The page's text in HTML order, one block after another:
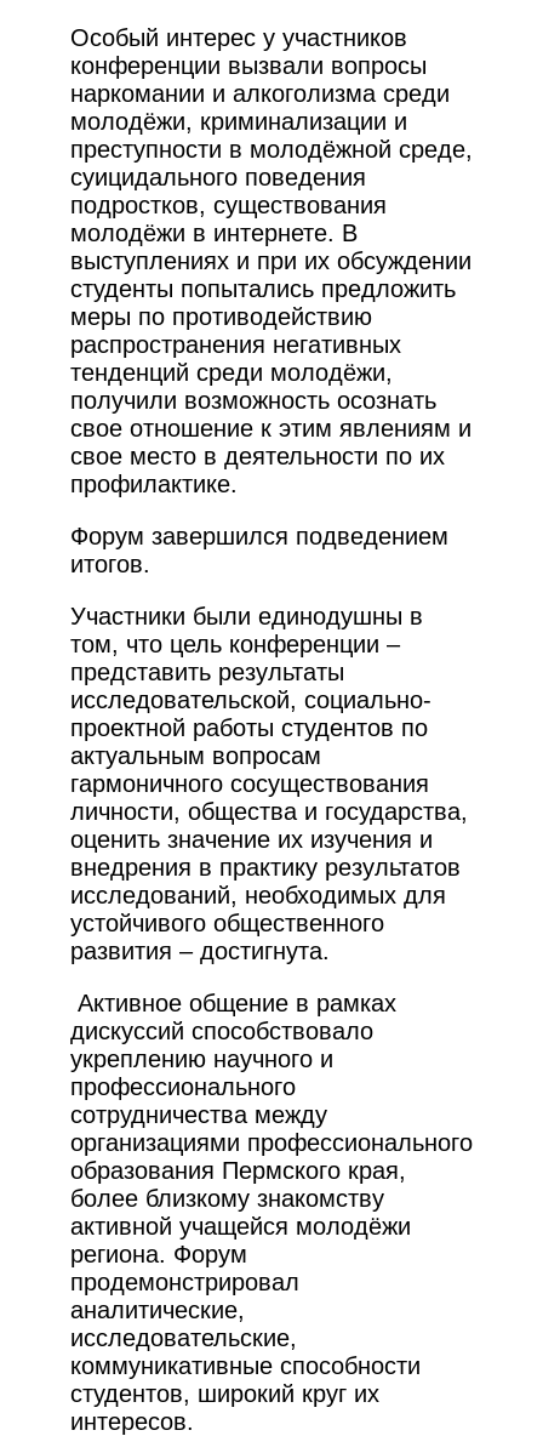
Особый интерес у участников
конференции вызвали вопросы
наркомании и алкоголизма среди
молодёжи, криминализации и
преступности в молодёжной среде,
суицидального поведения
подростков, существования
молодёжи в интернете. В
выступлениях и при их обсуждении
студенты попытались предложить
меры по противодействию
распространения негативных
тенденций среди молодёжи,
получили возможность осознать
свое отношение к этим явлениям и
свое место в деятельности по их
профилактике.
Форум завершился подведением
итогов.
Участники были единодушны в
том, что цель конференции –
представить результаты
исследовательской, социально-
проектной работы студентов по
актуальным вопросам
гармоничного сосуществования
личности, общества и государства,
оценить значение их изучения и
внедрения в практику результатов
исследований, необходимых для
устойчивого общественного
развития – достигнута.
Активное общение в рамках
дискуссий способствовало
укреплению научного и
профессионального
сотрудничества между
организациями профессионального
образования Пермского края,
более близкому знакомству
активной учащейся молодёжи
региона. Форум
продемонстрировал
аналитические,
исследовательские,
коммуникативные способности
студентов, широкий круг их
интересов.